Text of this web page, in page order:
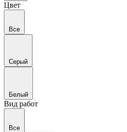
Цвет
Все
Серый
Белый
Вид работ
Все